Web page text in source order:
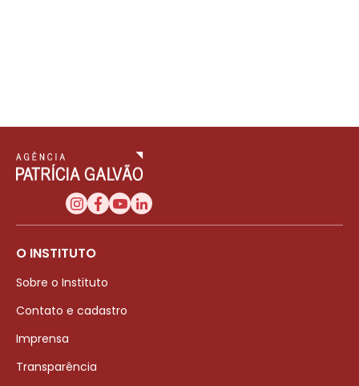
O INSTITUTO
Sobre o Instituto
Contato e cadastro
Imprensa
Transparência